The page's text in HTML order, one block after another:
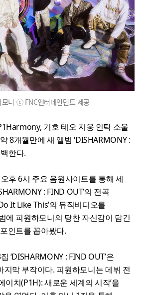
모니 ⓒ FNC엔터테인먼트 제공
기호 테오 지웅 인탁 소울
8개월만에 새 앨범 ‘DISHARMONY :
한다.
후 6시 주요 음원사이트를 통해 세
: FIND OUT’의 전곡
It Like This’의 뮤직비디오를
에 피원하모니의 당찬 자신감이 담긴
인트를 꼽아봤다.
‘DISHARMONY : FIND OUT’은
지막 부작이다. 피원하모니는 데뷔 전
이치(P1H): 새로운 세계의 시작’을